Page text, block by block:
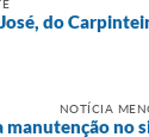
do
NOTÍCIA
manutenção no